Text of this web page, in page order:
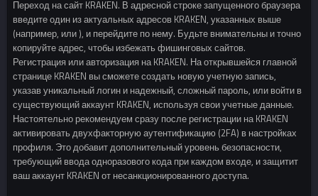
Переход на сайт KRAKEN. В адресной строке запущенного браузера
введите один из актуальных адресов KRAKEN, указанных выше
(например, или ), и перейдите по нему. Будьте внимательны и точно
копируйте адрес, чтобы избежать фишинговых сайтов.
Регистрация или авторизация на KRAKEN. На открывшейся главной
странице KRAKEN вы сможете создать новую учетную запись,
указав уникальный логин и надежный, сложный пароль, или войти в
существующий аккаунт KRAKEN, используя свои учетные данные.
Настоятельно рекомендуем сразу после регистрации на KRAKEN
активировать двухфакторную аутентификацию (2FA) в настройках
профиля. Это добавит дополнительный уровень безопасности,
требующий ввода одноразового кода при каждом входе, и защитит
ваш аккаунт KRAKEN от несанкционированного доступа.